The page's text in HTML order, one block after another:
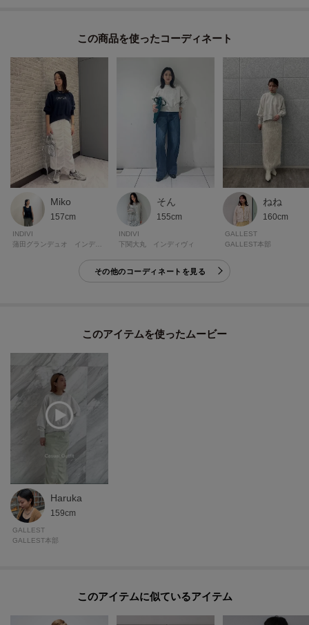
普段使いから、ちょっとしたお出かけまで幅広く活躍するアイテムです。
＊＊＊＊＊＊＊＊＊＊＊＊＊＊＊＊＊＊＊＊＊＊＊＊＊＊＊＊＊
＼＼気になるアイテムはお気に入り登録がおすすめ／／
気になるアイテムのページにある「♥マーク」をクリックして簡単に追加でき
登録すると、再入荷通知やお値下げ情報をメルマガにてお知らせ！
マイページにてお気に入り一覧もチェックできます。
＊＊＊＊＊＊＊＊＊＊＊＊＊＊＊＊＊＊＊＊＊＊＊＊＊＊＊＊＊
※照明の関係により、実際よりも色味が違って見える場合があります。ま
が異なる場合もございます。
この商品を使った
Miko
157cm
INDIVI
そん
155cm
INDIVI
下関大丸 インディヴィ
ねね
160cm
GALLEST
GALLEST本部
その他のコーディネートを見る
このアイテムを使ったムービー
Haruka
159cm
GALLEST
GALLEST本部
このアイテムに似ているアイテム